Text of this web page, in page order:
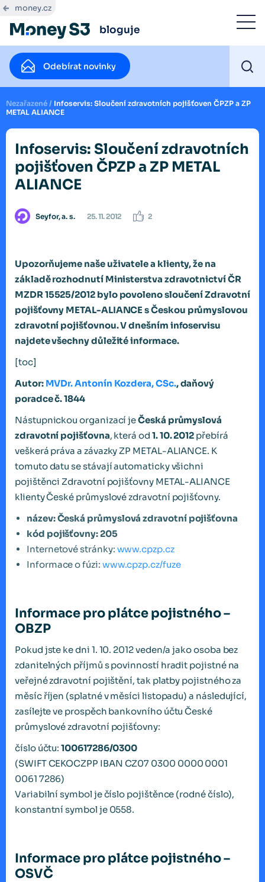
money.cz
bloguje
Odebírat novinky
Nezařazené / Infoservis: Sloučení zdravotních pojišťoven ČPZP a ZP
METAL ALIANCE
Infoservis: Sloučení zdravotních
pojišťoven ČPZP a ZP METAL
ALIANCE
Seyfor, a. s. 25. 11. 2012 2
Upozorňujeme naše uživatele a klienty, že na
základě rozhodnutí Ministerstva zdravotnictví ČR
MZDR 15525/2012 bylo povoleno sloučení Zdravotní
pojišťovny METAL-ALIANCE s Českou průmyslovou
zdravotní pojišťovnou. V dnešním infoservisu
najdete všechny důležité informace.
[toc]
Autor: MVDr. Antonín Kozdera, CSc., daňový
poradce č. 1844
Nástupnickou organizací jeČeská průmyslová
zdravotní pojišťovna, která od 1. 10. 2012 přebírá
veškerá práva a závazky ZP METAL-ALIANCE. K
tomuto datu se stávají automaticky všichni
pojištěnci Zdravotní pojišťovny METAL-ALIANCE
klienty České průmyslové zdravotní pojišťovny.
název: Česká průmyslová zdravotní pojišťovna
kód pojišťovny: 205
Internetové stránky: www.cpzp.cz
Informace o fúzi: www.cpzp.cz/fuze
Informace pro plátce pojistného –
OBZP
Pokud jste ke dni 1. 10. 2012 veden/a jako osoba bez
zdanitelných příjmů s povinností hradit pojistné na
veřejné zdravotní pojištění, tak platby pojistného za
měsíc říjen (splatné v měsíci listopadu) a následující,
zasílejte ve prospěch bankovního účtu České
průmyslové zdravotní pojišťovny:
číslo účtu:100617286/0300
(SWIFT CEKOCZPP IBAN CZ07 0300 0000 0001
0061 7286)
Variabilní symbol je číslo pojištěnce (rodné číslo),
konstantní symbol je 0558.
Informace pro plátce pojistného –
OSVČ